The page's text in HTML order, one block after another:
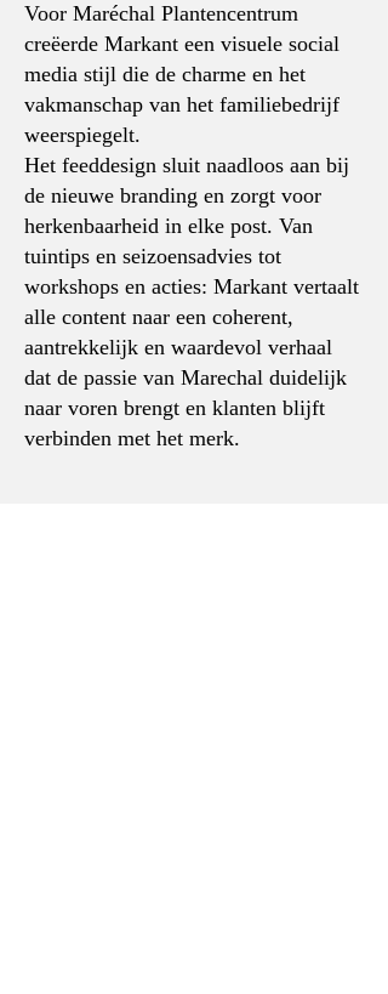
Voor Maréchal Planten­centrum
creëerde Markant een visuele social
media stijl die de charme en het
vakmanschap van het familiebedrijf
weerspiegelt.
Het feeddesign sluit naadloos aan bij
de nieuwe branding en zorgt voor
herkenbaarheid in elke post. Van
tuintips en seizoensadvies tot
workshops en acties: Markant vertaalt
alle content naar een coherent,
aantrekkelijk en waardevol verhaal
dat de passie van Marechal duidelijk
naar voren brengt en klanten blijft
verbinden met het merk.